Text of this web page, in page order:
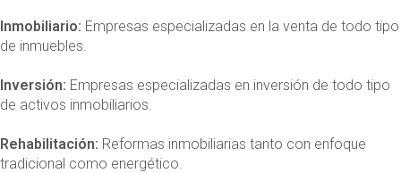
Inmobiliario: Empresas especializadas en la venta de todo tipo
de inmuebles.
Inversión: Empresas especializadas en inversión de todo tipo
de activos inmobiliarios.
Rehabilitación: Reformas inmobiliarias tanto con enfoque
tradicional como energético.